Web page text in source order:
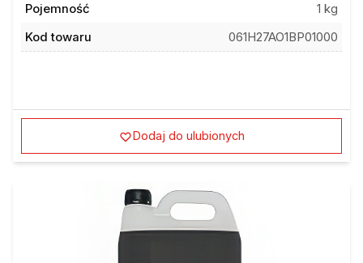
Pojemność
1 kg
Kod towaru
061H27AO1BP01000
Dodaj do ulubionych